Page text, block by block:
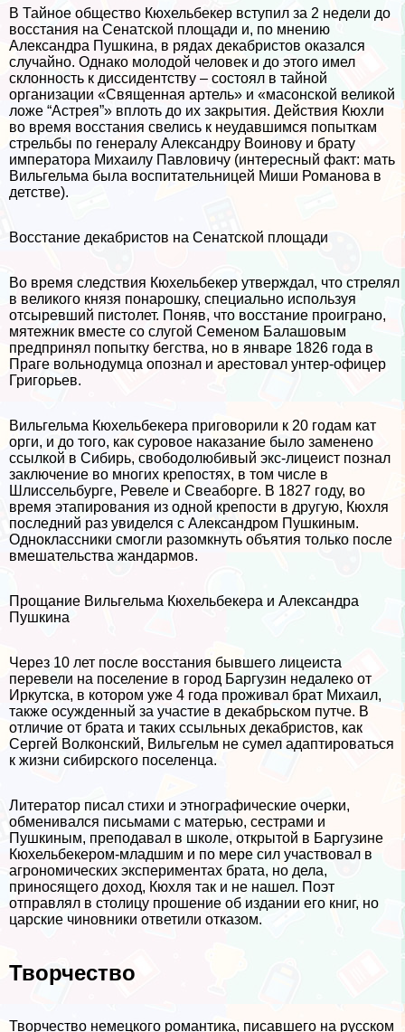
В Тайное общество Кюхельбекер вступил за 2 недели до
восстания на Сенатской площади и, по мнению
Александра Пушкина, в рядах декабристов оказался
случайно. Однако молодой человек и до этого имел
склонность к диссидентству – состоял в тайной
организации «Священная артель» и «масонской великой
ложе “Астрея”» вплоть до их закрытия. Действия Кюхли
во время восстания свелись к неудавшимся попыткам
стрельбы по генералу Александру Воинову и брату
императора Михаилу Павловичу (интересный факт: мать
Вильгельма была воспитательницей Миши Романова в
детстве).
Восстание декабристов на Сенатской площади
Во время следствия Кюхельбекер утверждал, что стрелял
в великого князя понарошку, специально используя
отсыревший пистолет. Поняв, что восстание проиграно,
мятежник вместе со слугой Семеном Балашовым
предпринял попытку бегства, но в январе 1826 года в
Праге вольнодумца опознал и арестовал унтер-офицер
Григорьев.
Вильгельма Кюхельбекера приговорили к 20 годам кат
opги, и до того, как суровое наказание было заменено
ссылкой в Сибирь, свободолюбивый экс-лицеист познал
заключение во многих крепостях, в том числе в
Шлиссельбурге, Ревеле и Свеаборге. В 1827 году, во
время этапирования из одной крепости в другую, Кюхля
последний раз увиделся с Александром Пушкиным.
Одноклассники смогли разомкнуть объятия только после
вмешательства жандармов.
Прощание Вильгельма Кюхельбекера и Александра
Пушкина
Через 10 лет после восстания бывшего лицеиста
перевели на поселение в город Баргузин недалеко от
Иркутска, в котором уже 4 года проживал брат Михаил,
также осужденный за участие в декабрьском путче. В
отличие от брата и таких ссыльных декабристов, как
Сергeй Волконский, Вильгельм не сумел адаптироваться
к жизни сибирского поселенца.
Литератор писал стихи и этнографические очерки,
обменивался письмами с матерью, сестрами и
Пушкиным, преподавал в школе, открытой в Баргузине
Кюхельбекером-младшим и по мере сил участвовал в
агрономических экспериментах брата, но дела,
приносящего доход, Кюхля так и не нашел. Поэт
отправлял в столицу прошение об издании его книг, но
царские чиновники ответили отказом.
Творчество
Творчество немецкого романтика, писавшего на русском